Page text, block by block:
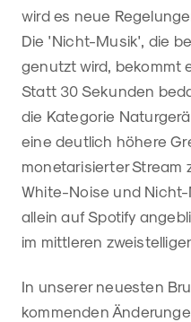
wird es neue
Die 'Nicht-Musik', die
genutzt wird, bekommt
Statt 30 Sekunden
die Kategorie
eine deutlich höhere
monetarisierter Stream
White-Noise und
allein auf Spotify
im mittleren
In unserer neuesten
kommenden